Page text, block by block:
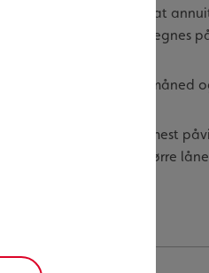
de to lånetypene er at
beløp der renten beregnes
terminbeløp hver måned
annuitetslånet være mest
det blir dermed et større